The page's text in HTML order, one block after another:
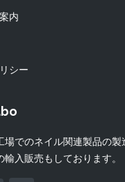
内
シー
場でのネイル関連製品の
入販売もしております。